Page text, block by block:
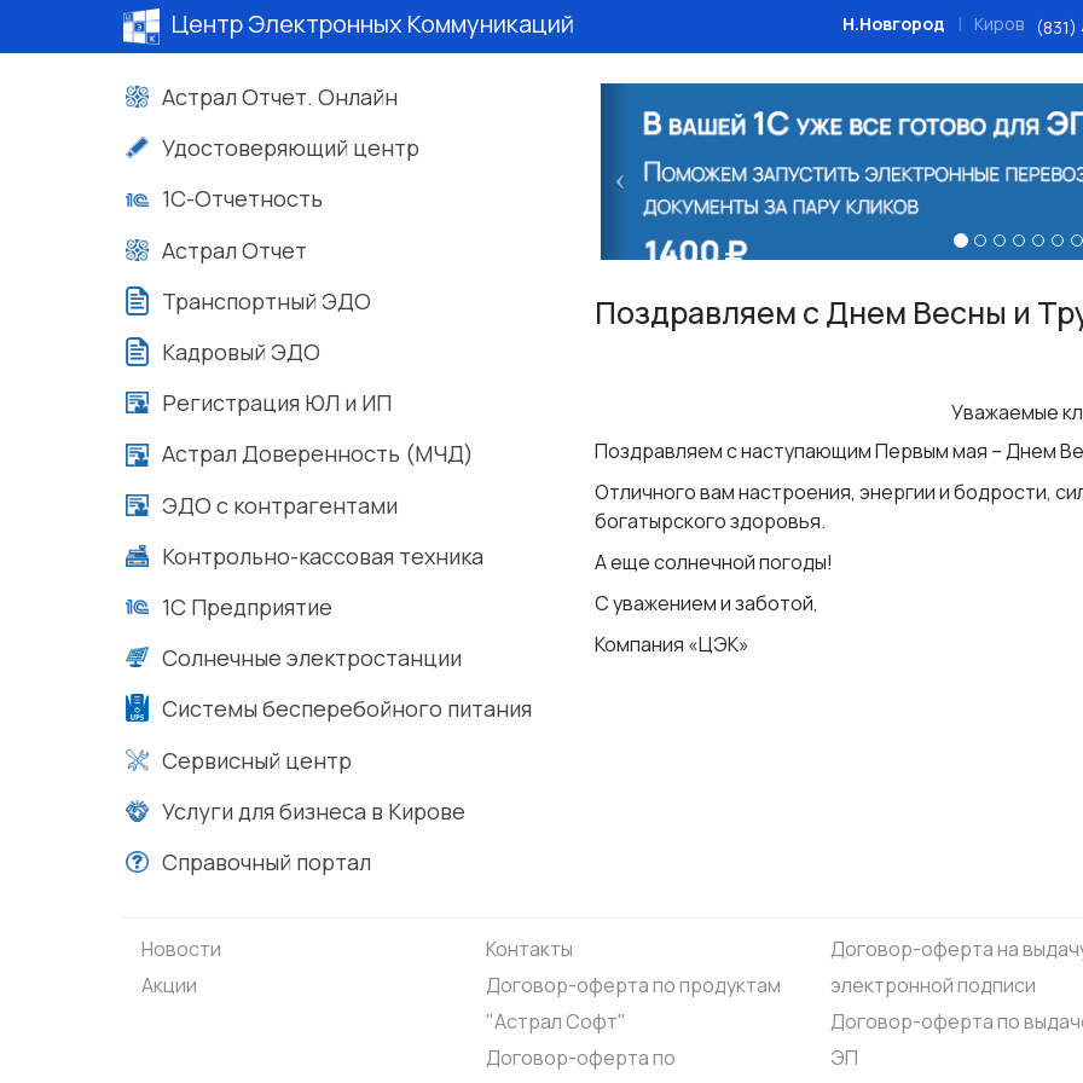
Центр Электронных Коммуникаций Н.Новгород | Киров
Астрал Отчет. Онлайн
Удостоверяющий центр
1С-Отчетность
Астрал Отчет
Транспортный ЭДО
Кадровый ЭДО
Регистрация ЮЛ и ИП
Астрал Доверенность (МЧД)
ЭДО с контрагентами
Контрольно-кассовая техника
1С Предприятие
Солнечные электростанции
Системы бесперебойного питания
Сервисный центр
Услуги для бизнеса в Кирове
Справочный портал
Назад
Поздравляем с Днем Весны и
Уважаемые
Поздравляем с наступающим Первым мая – Днем
Отличного вам настроения, энергии и бодрости,
богатырского здоровья.
А еще солнечной погоды!
С уважением и заботой,
Компания «ЦЭК»
Новости
Акции
Контакты
Договор-оферта по продуктам
"Астрал Софт"
Договор-оферта по
Договор-оферта на
электронной подписи
Договор-оферта по
ЭП